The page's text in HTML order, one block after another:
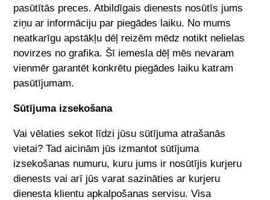
pasūtītās preces. Atbildīgais dienests nosūtīs jums
ziņu ar informāciju par piegādes laiku. No mums
neatkarīgu apstākļu dēļ reizēm mēdz notikt nelielas
novirzes no grafika. Šī iemesla dēļ mēs nevaram
vienmēr garantēt konkrētu piegādes laiku katram
pasūtījumam.
Sūtījuma izsekošana
Vai vēlaties sekot līdzi jūsu sūtījuma atrašanās
vietai? Tad aicinām jūs izmantot sūtījuma
izsekošanas numuru, kuru jums ir nosūtījis kurjeru
dienests vai arī jūs varat sazināties ar kurjeru
dienesta klientu apkalpošanas servisu. Visa